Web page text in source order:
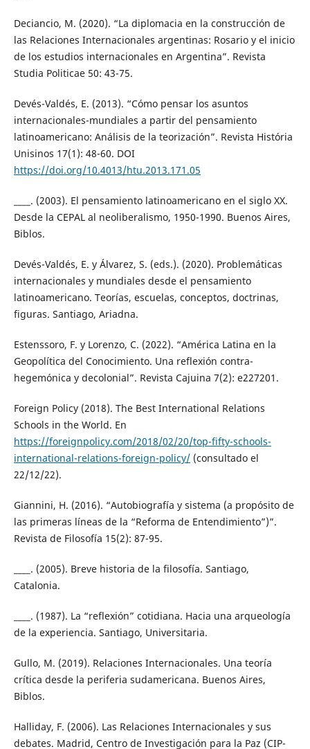
Deciancio, M. (2020). “La diplomacia en la construcción de
las Relaciones Internacionales argentinas: Rosario y el inicio
de los estudios internacionales en Argentina”. Revista
Studia Politicae 50: 43-75.
Devés-Valdés, E. (2013). “Cómo pensar los asuntos
internacionales-mundiales a partir del pensamiento
latinoamericano: Análisis de la teorización”. Revista História
Unisinos 17(1): 48-60. DOI
https://doi.org/10.4013/htu.2013.171.05
____. (2003). El pensamiento latinoamericano en el siglo XX.
Desde la CEPAL al neoliberalismo, 1950-1990. Buenos Aires,
Biblos.
Devés-Valdés, E. y Álvarez, S. (eds.). (2020). Problemáticas
internacionales y mundiales desde el pensamiento
latinoamericano. Teorías, escuelas, conceptos, doctrinas,
figuras. Santiago, Ariadna.
Estenssoro, F. y Lorenzo, C. (2022). “América Latina en la
Geopolítica del Conocimiento. Una reflexión contra-
hegemónica y decolonial”. Revista Cajuina 7(2): e227201.
Foreign Policy (2018). The Best International Relations
Schools in the World. En
https://foreignpolicy.com/2018/02/20/top-fifty-schools-
international-relations-foreign-policy/(consultado el
22/12/22).
Giannini, H. (2016). “Autobiografía y sistema (a propósito de
las primeras líneas de la “Reforma de Entendimiento”)”.
Revista de Filosofía 15(2): 87-95.
____. (2005). Breve historia de la filosofía. Santiago,
Catalonia.
____. (1987). La “reflexión” cotidiana. Hacia una arqueología
de la experiencia. Santiago, Universitaria.
Gullo, M. (2019). Relaciones Internacionales. Una teoría
crítica desde la periferia sudamericana. Buenos Aires,
Biblos.
Halliday, F. (2006). Las Relaciones Internacionales y sus
debates. Madrid, Centro de Investigación para la Paz (CIP-